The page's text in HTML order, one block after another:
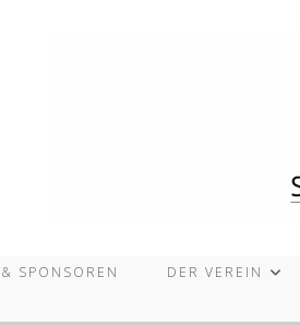
SPONSOREN DER VEREIN